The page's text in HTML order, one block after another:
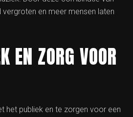
en meer mensen laten
EN ZORG VOOR
het publiek en te zorgen voor een